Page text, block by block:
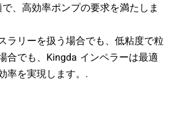
で、高効率ポンプの要求を満たしま
ラリーを扱う場合でも、低粘度で粒
合でも、Kingda インペラーは最適
率を実現します。.